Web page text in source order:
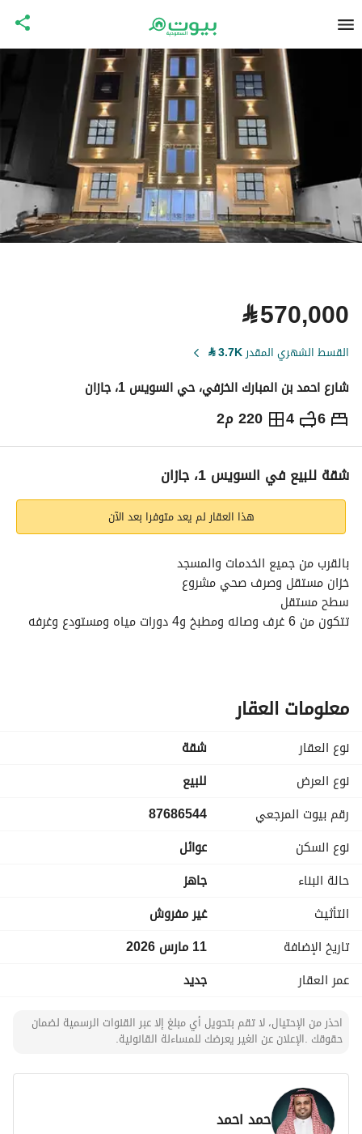
⃁570,000
القسط الشهري المقدر3.7K
⃁
شارع احمد بن المبارك الخزفي، حي السويس 1، جازان
6
4 220 م2 ⃁
570,000
التفاصيل معلومات ترخيص الإعلانشقة للبيع في السويس 1، جازان
هذا العقار لم يعد متوفرا بعد الآن
بالقرب من جميع الخدمات والمسجد
خزان مستقل وصرف صحي مشروع
سطح مستقل
اشراف مكتب هندسي
‏صور لجميع مراحل البناء
‏ضمانات تأسيس شركة التحويل 30 سنة
معلومات العقار
نوع العقار
شقة
نوع العرض
للبيع
رقم بيوت المرجعي
87686544
نوع السكن
عوائل
حالة البناء
جاهز
التأثيث
غير مفروش
تاريخ الإضافة
11 مارس 2026
عمر العقار
جديد
احذر من الإحتيال، لا تقم بتحويل أي مبلغ إلا عبر القنوات الرسمية لضمان
حقوقك .الإعلان عن الغير يعرضك للمساءلة القانونية.
حمد احمد